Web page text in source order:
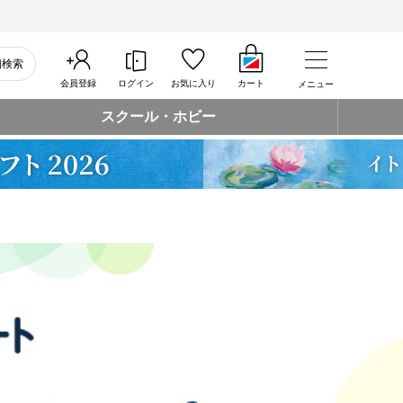
索
会員登録 ログイン お気に入り カート メニュー
スクール・ホビー